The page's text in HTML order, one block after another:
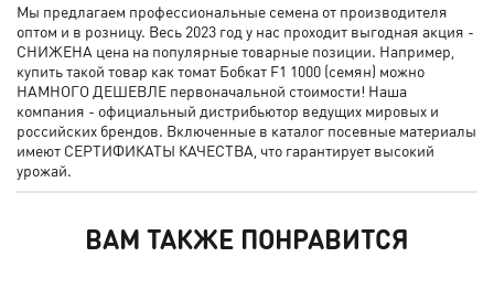
Мы предлагаем профессиональные семена от производителя
оптом и в розницу. Весь 2023 год у нас проходит выгодная акция -
СНИЖЕНА цена на популярные товарные позиции. Например,
купить такой товар как томат Бобкат F1 1000 (семян) можно
НАМНОГО ДЕШЕВЛЕ первоначальной стоимости! Наша
компания - официальный дистрибьютор ведущих мировых и
российских брендов. Включенные в каталог посевные материалы
имеют СЕРТИФИКАТЫ КАЧЕСТВА, что гарантирует высокий
урожай.
ВАМ ТАКЖЕ ПОНРАВИТСЯ